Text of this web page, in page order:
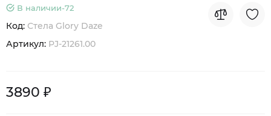
В наличии-72
Код: Стела Glory Daze
Артикул: PJ-21261.00
3890 ₽